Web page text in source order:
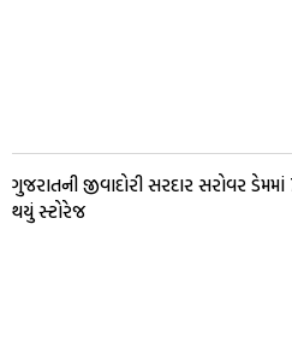
ગુજરાતની જીવાદોરી સરદાર સરોવર
થયું સ્ટોરેજ